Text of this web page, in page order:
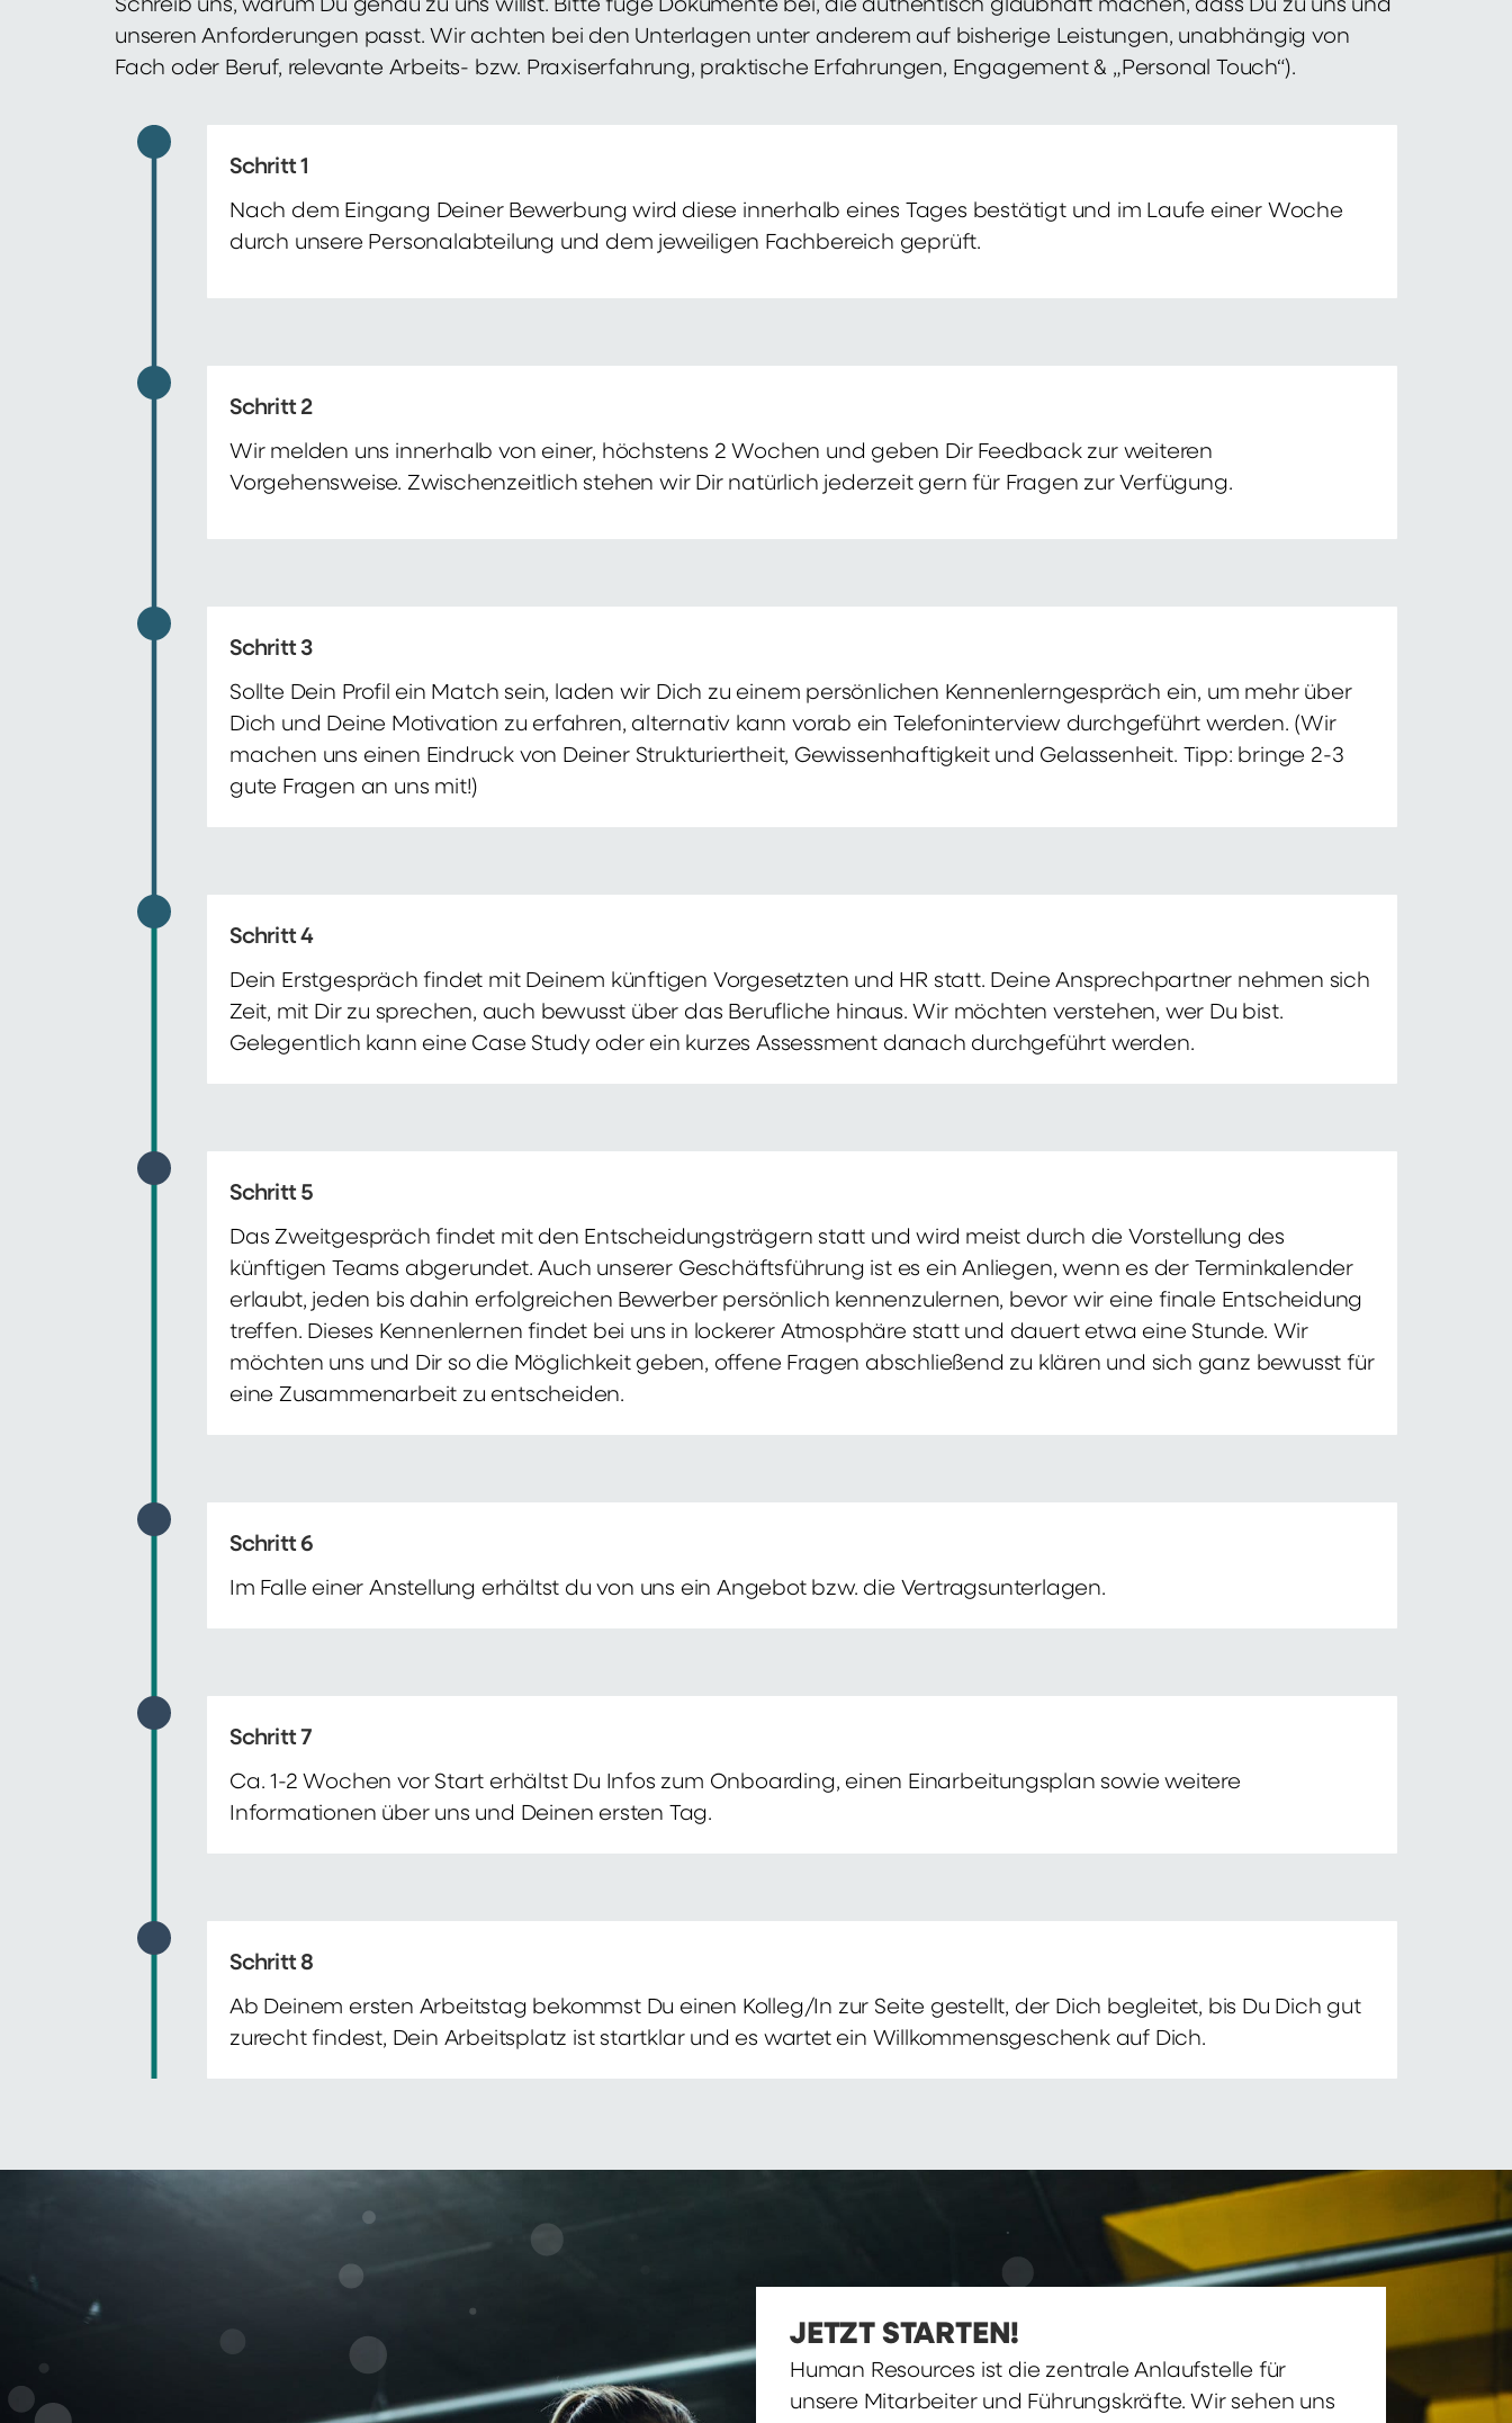
Schreib uns, warum Du genau zu uns willst. Bitte füge Dokumente bei, die authentisch glaubhaft machen, dass Du zu uns und
unseren Anforderungen passt. Wir achten bei den Unterlagen unter anderem auf bisherige Leistungen, unabhängig von
Fach oder Beruf, relevante Arbeits- bzw. Praxiserfahrung, praktische Erfahrungen, Engagement & „Personal Touch“).
Schritt 1
Nach dem Eingang Deiner Bewerbung wird diese innerhalb eines Tages bestätigt und im Laufe einer Woche
durch unsere Personalabteilung und dem jeweiligen Fachbereich geprüft.
Schritt 2
Wir melden uns innerhalb von einer, höchstens 2 Wochen und geben Dir Feedback zur weiteren
Vorgehensweise. Zwischenzeitlich stehen wir Dir natürlich jederzeit gern für Fragen zur Verfügung.
Schritt 3
Sollte Dein Profil ein Match sein, laden wir Dich zu einem persönlichen Kennenlerngespräch ein, um mehr über
Dich und Deine Motivation zu erfahren, alternativ kann vorab ein Telefoninterview durchgeführt werden. (Wir
machen uns einen Eindruck von Deiner Strukturiertheit, Gewissenhaftigkeit und Gelassenheit. Tipp: bringe 2-3
gute Fragen an uns mit!)
Schritt 4
Dein Erstgespräch findet mit Deinem künftigen Vorgesetzten und HR statt. Deine Ansprechpartner nehmen sich
Zeit, mit Dir zu sprechen, auch bewusst über das Berufliche hinaus. Wir möchten verstehen, wer Du bist.
Gelegentlich kann eine Case Study oder ein kurzes Assessment danach durchgeführt werden.
Schritt 5
Das Zweitgespräch findet mit den Entscheidungsträgern statt und wird meist durch die Vorstellung des
künftigen Teams abgerundet. Auch unserer Geschäftsführung ist es ein Anliegen, wenn es der Terminkalender
erlaubt, jeden bis dahin erfolgreichen Bewerber persönlich kennenzulernen, bevor wir eine finale Entscheidung
treffen. Dieses Kennenlernen findet bei uns in lockerer Atmosphäre statt und dauert etwa eine Stunde. Wir
möchten uns und Dir so die Möglichkeit geben, offene Fragen abschließend zu klären und sich ganz bewusst für
eine Zusammenarbeit zu entscheiden.
Schritt 6
Im Falle einer Anstellung erhältst du von uns ein Angebot bzw. die Vertragsunterlagen.
Schritt 7
Ca. 1-2 Wochen vor Start erhältst Du Infos zum Onboarding, einen Einarbeitungsplan sowie weitere
Informationen über uns und Deinen ersten Tag.
Schritt 8
Ab Deinem ersten Arbeitstag bekommst Du einen Kolleg/In zur Seite gestellt, der Dich begleitet, bis Du Dich gut
zurecht findest, Dein Arbeitsplatz ist startklar und es wartet ein Willkommensgeschenk auf Dich.
JETZT STARTEN!
Human Resources ist die zentrale Anlaufstelle für
unsere Mitarbeiter und Führungskräfte. Wir sehen uns